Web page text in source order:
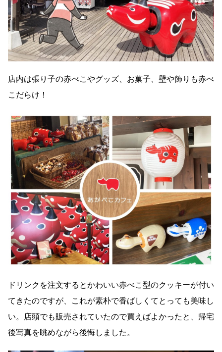
店内は張り子の赤べこやグッズ、お菓子、壁や飾りも赤べ
こだらけ！
ドリンクを注文するとかわいい赤べこ型のクッキーが付い
てきたのですが、これが素朴で香ばしくてとっても美味し
い。店頭でも販売されていたので買えばよかったと、帰宅
後写真を眺めながら後悔しました。